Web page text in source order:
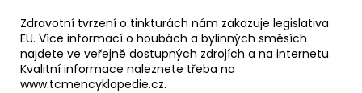
Zdravotní tvrzení o tinkturách nám zakazuje legislativa
EU. Více informací o houbách a bylinných směsích
najdete ve veřejně dostupných zdrojích a na internetu.
Kvalitní informace naleznete třeba na
www.tcmencyklopedie.cz.